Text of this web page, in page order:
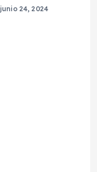
junio 24, 2024